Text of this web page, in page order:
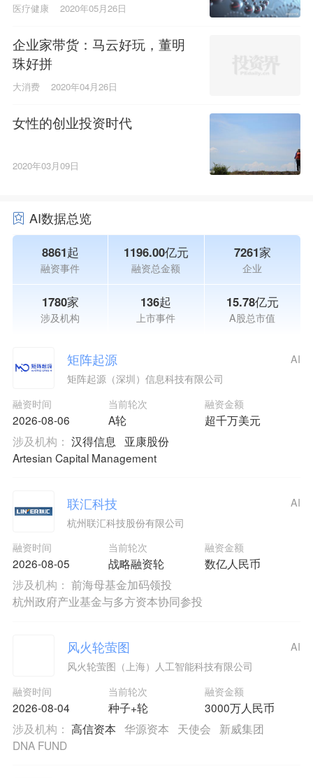
医疗健康 2020年05月26日
企业家带货：马云好玩，董明
珠好拼
大消费 2020年04月26日
女性的创业投资时代
2020年03月09日
AI数据总览
8861起
融资事件
1196.00亿元
融资总金额
7261家
企业
1780家
涉及机构
136起
上市事件
15.78亿元
A股总市值
矩阵起源
矩阵起源（深圳）信息科技有限公司
融资时间
2026-08-06
当前轮次
A轮
融资金额
超千万美元
AI
涉及机构： 汉得信息
亚康股份
Artesian Capital Management
联汇科技
杭州联汇科技股份有限公司
融资时间
2026-08-05
当前轮次
战略融资轮
融资金额
数亿人民币
AI
涉及机构： 前海母基金加码领投
杭州政府产业基金与多方资本协同参投
风火轮萤图
风火轮萤图（上海）人工智能科技有限公司
融资时间
2026-08-04
当前轮次
种子+轮
融资金额
3000万人民币
AI
涉及机构： 高信资本 华源资本 天使会
新威集团
DNA FUND